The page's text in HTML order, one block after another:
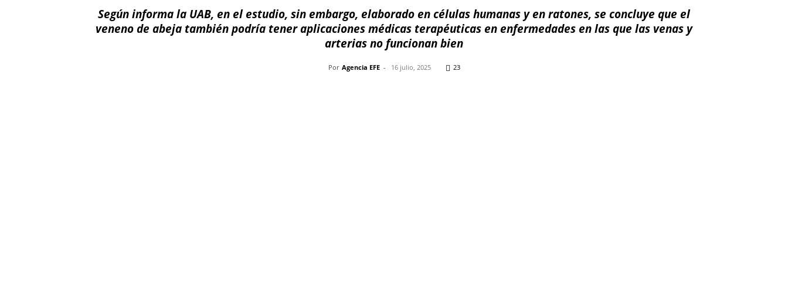
Según informa la UAB, en el estudio, sin embargo, elaborado en células humanas y en ratones, se concluye que el
veneno de abeja también podría tener aplicaciones médicas terapéuticas en enfermedades en las que las venas y
arterias no funcionan bien
Por Agencia EFE - 16 julio, 2025 23